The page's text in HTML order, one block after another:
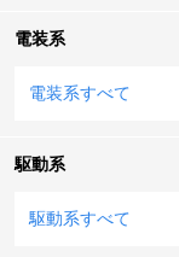
電装系
電装系すべて
駆動系
駆動系すべて